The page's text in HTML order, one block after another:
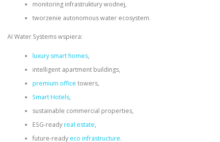
monitoring infrastruktury wodnej,
tworzenie autonomous water ecosystem.
AI Water Systems wspiera:
luxury smart homes,
intelligent apartment buildings,
premium office towers,
Smart Hotels,
sustainable commercial properties,
ESG-readyreal estate,
future-ready eco infrastructure.